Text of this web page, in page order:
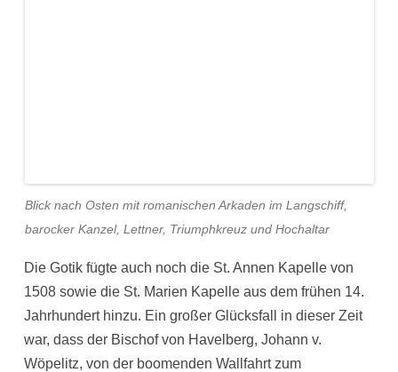
Blick nach Osten mit romanischen Arkaden im Langschiff,
barocker Kanzel, Lettner, Triumphkreuz und Hochaltar
Die Gotik fügte auch noch die St. Annen Kapelle von
1508 sowie die St. Marien Kapelle aus dem frühen 14.
Jahrhundert hinzu. Ein großer Glücksfall in dieser Zeit
war, dass der Bischof von Havelberg, Johann v.
Wöpelitz, von der boomenden Wallfahrt zum